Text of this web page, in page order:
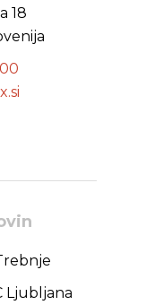
18
Ljubljana